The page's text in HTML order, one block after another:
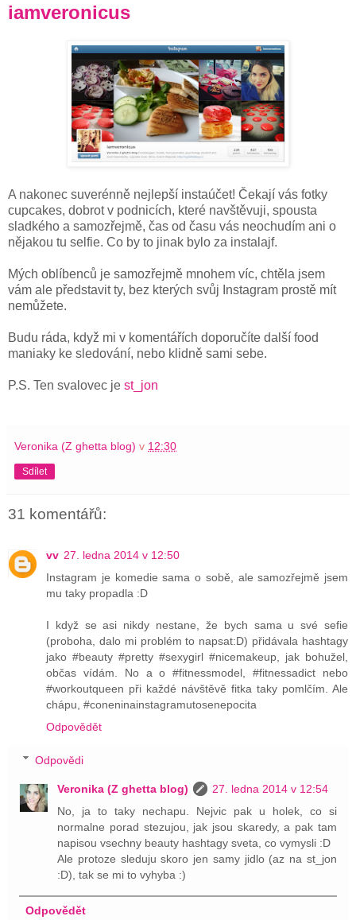
iamveronicus
A nakonec suverénně nejlepší instaúčet! Čekají vás fotky
cupcakes, dobrot v podnicích, které navštěvuji, spousta
sladkého a samozřejmě, čas od času vás neochudím ani o
nějakou tu selfie. Co by to jinak bylo za instalajf.
Mých oblíbenců je samozřejmě mnohem víc, chtěla jsem
vám ale představit ty, bez kterých svůj Instagram prostě mít
nemůžete.
Budu ráda, když mi v komentářích doporučíte další food
maniaky ke sledování, nebo klidně sami sebe.
P.S. Ten svalovec je st_jon
Veronika (Z ghetta blog) v 12:30
Sdílet
31 komentářů:
vv 27. ledna 2014 v 12:50
Instagram je komedie sama o sobě, ale samozřejmě jsem
mu taky propadla :D
I když se asi nikdy nestane, že bych sama u své sefie
(proboha, dalo mi problém to napsat:D) přidávala hashtagy
jako #beauty #pretty #sexygirl #nicemakeup, jak bohužel,
občas vídám. No a o #fitnessmodel, #fitnessadict nebo
#workoutqueen při každé návštěvě fitka taky pomlčím. Ale
chápu, #coneninainstagramutosenepocita
Odpovědět
Odpovědi
Veronika (Z ghetta blog)
27. ledna 2014 v 12:54
No, ja to taky nechapu. Nejvic pak u holek, co si
normalne porad stezujou, jak jsou skaredy, a pak tam
napisou vsechny beauty hashtagy sveta, co vymysli :D
Ale protoze sleduju skoro jen samy jidlo (az na st_jon
:D), tak se mi to vyhyba :)
Odpovědět